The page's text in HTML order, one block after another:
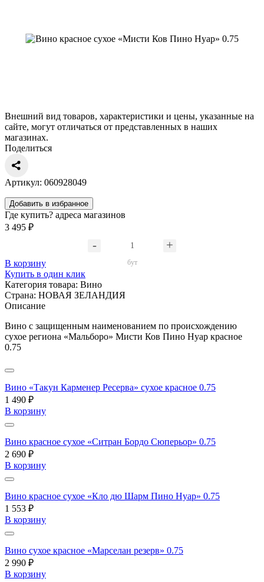
Внешний вид товаров, характеристики и цены, указанные на
сайте, могут отличаться от представленных в наших
магазинах.
Поделиться
Артикул: 060928049
Добавить в избранное
Где купить? адреса магазинов
3 495 ₽
бут
В корзину
Купить в один клик
Категория товара: Вино
Страна: НОВАЯ ЗЕЛАНДИЯ
Описание
Вино с защищенным наименованием по происхождению
сухое региона «Мальборо» Мисти Ков Пино Нуар красное
0.75
Вино «Такун Карменер Ресерва» сухое красное 0.75
1 490 ₽
В корзину
Вино красное сухое «Ситран Бордо Сюперьор» 0.75
2 690 ₽
В корзину
Вино красное сухое «Кло дю Шарм Пино Нуар» 0.75
1 553 ₽
В корзину
Вино сухое красное «Марселан резерв» 0.75
2 990 ₽
В корзину